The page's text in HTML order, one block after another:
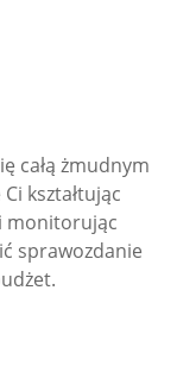
całą żmudnym
kształtując
monitorując
sprawozdanie